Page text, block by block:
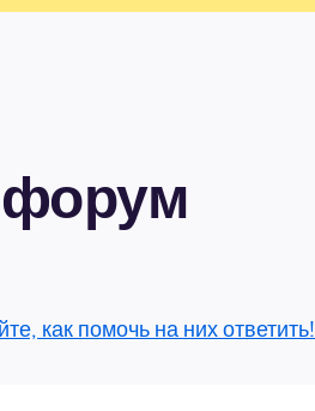
форум
как помочь на них ответить!